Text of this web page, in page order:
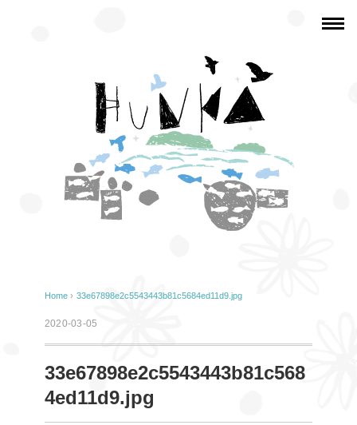
Home › 33e67898e2c5543443b81c5684ed11d9.jpg
2020-03-05
33e67898e2c5543443b81c568
4ed11d9.jpg